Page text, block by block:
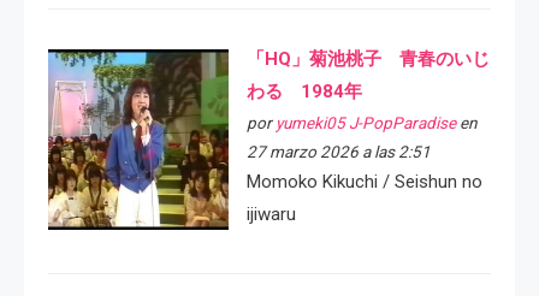
「HQ」菊池桃子 青春のいじ
わる 1984年
por yumeki05 J-PopParadiseen
27 marzo 2026 a las 2:51
Momoko Kikuchi / Seishun no
ijiwaru